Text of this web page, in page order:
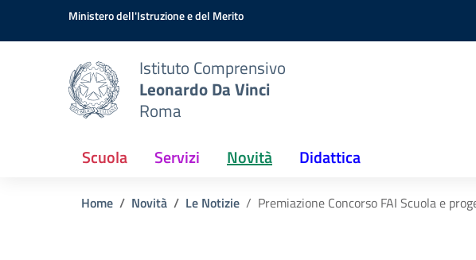
Vai ai contenuti
Vai al menu di navigazioneMinistero dell'Istruzione e del Merito
Istituto Comprensivo
Leonardo Da Vinci
Roma
Scuola Servizi Novità Didattica
Home Novità Le Notizie Premiazione Concorso FAI Scuola e